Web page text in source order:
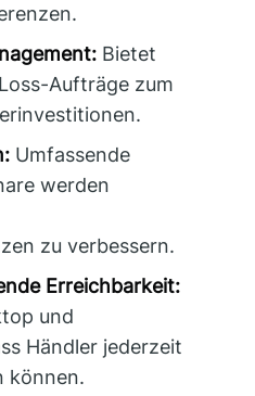
Bietet
Aufträge zum
Umfassende
werden
zu verbessern.
Erreichbarkeit:
und
Händler jederzeit
können.